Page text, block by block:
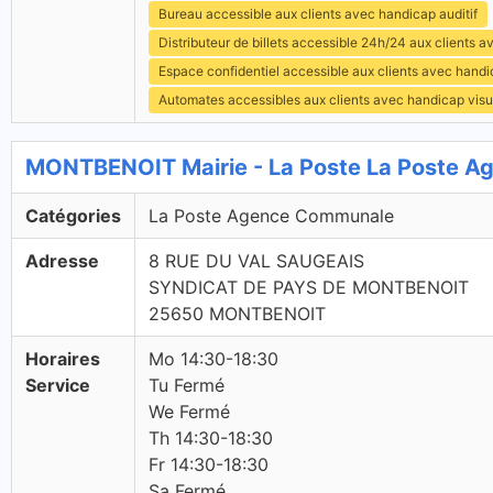
Bureau accessible aux clients avec handicap auditif
Distributeur de billets accessible 24h/24 aux clients
Espace confidentiel accessible aux clients avec
Automates accessibles aux clients avec handicap
MONTBENOIT Mairie - La Poste La Poste
Catégories La Poste Agence Communale
Adresse
8 RUE DU VAL SAUGEAIS
SYNDICAT DE PAYS DE MONTBENOIT
25650 MONTBENOIT
Horaires
Service
Mo 14:30-18:30
Tu Fermé
We Fermé
Th 14:30-18:30
Fr 14:30-18:30